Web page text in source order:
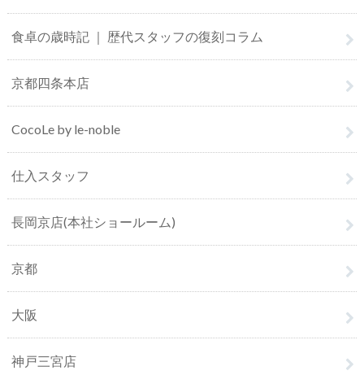
食卓の歳時記 ｜ 歴代スタッフの復刻コラム
京都四条本店
CocoLe by le-noble
仕入スタッフ
長岡京店(本社ショールーム)
京都
大阪
神戸三宮店